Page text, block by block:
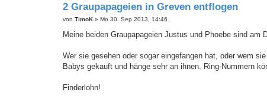
2 Graupapageien in Greven entflogen
B
a
von TimoK » Mo 30. Sep 2013, 14:46
Meine beiden Graupapageien Justus und Phoebe sind am
Wer sie gesehen oder sogar eingefangen hat, oder wem
Babys gekauft und hänge sehr an ihnen. Ring-Nummern
Finderlohn!